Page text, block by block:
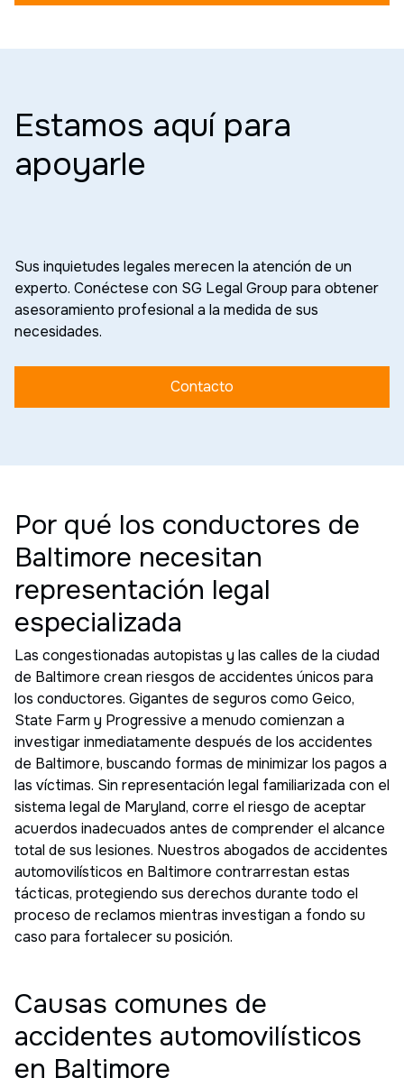
Estamos aquí para
apoyarle
Sus inquietudes legales merecen la atención de un
experto. Conéctese con SG Legal Group para obtener
asesoramiento profesional a la medida de sus
necesidades.
Contacto
Por qué los conductores de
Baltimore necesitan
representación legal
especializada
Las congestionadas autopistas y las calles de la ciudad
de Baltimore crean riesgos de accidentes únicos para
los conductores. Gigantes de seguros como Geico,
State Farm y Progressive a menudo comienzan a
investigar inmediatamente después de los accidentes
de Baltimore, buscando formas de minimizar los pagos a
las víctimas. Sin representación legal familiarizada con el
sistema legal de Maryland, corre el riesgo de aceptar
acuerdos inadecuados antes de comprender el alcance
total de sus lesiones. Nuestros abogados de accidentes
automovilísticos en Baltimore contrarrestan estas
tácticas, protegiendo sus derechos durante todo el
proceso de reclamos mientras investigan a fondo su
caso para fortalecer su posición.
Causas comunes de
accidentes automovilísticos
en Baltimore